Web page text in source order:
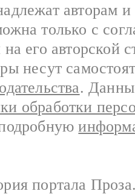
авторам
только с
его авторской
несут
.
обработки
портала